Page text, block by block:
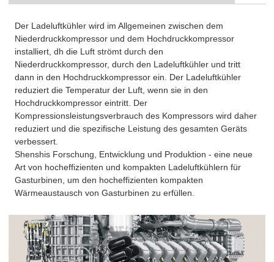
Der Ladeluftkühler wird im Allgemeinen zwischen dem
Niederdruckkompressor und dem Hochdruckkompressor
installiert, dh die Luft strömt durch den
Niederdruckkompressor, durch den Ladeluftkühler und tritt
dann in den Hochdruckkompressor ein. Der Ladeluftkühler
reduziert die Temperatur der Luft, wenn sie in den
Hochdruckkompressor eintritt. Der
Kompressionsleistungsverbrauch des Kompressors wird daher
reduziert und die spezifische Leistung des gesamten Geräts
verbessert.
Shenshis Forschung, Entwicklung und Produktion - eine neue
Art von hocheffizienten und kompakten Ladeluftkühlern für
Gasturbinen, um den hocheffizienten kompakten
Wärmeaustausch von Gasturbinen zu erfüllen.